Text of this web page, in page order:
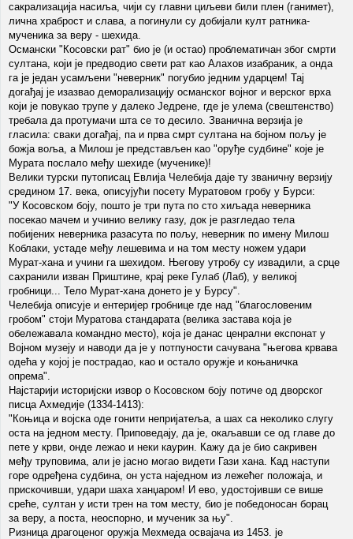
сакрализација насиља, чији су главни циљеви били плен (ганимет),
лична храброст и слава, а погинули су добијали култ ратника-
мученика за веру - шехида.
Османски "Косовски рат" био је (и остао) проблематичан због смрти
султана, који је предводио свети рат као Алахов изабраник, а онда
га је један усамљени "неверник" погубио једним ударцем! Тај
догађај је изазвао деморализацију османског војног и верског врха
који је повукао трупе у далеко Једрене, где је улема (свештенство)
требала да протумачи шта се то десило. Званична верзија је
гласила: сваки догађај, па и прва смрт султана на бојном пољу је
божја воља, а Милош је представљен као "оруђе судбине" које је
Мурата послало међу шехиде (мученике)!
Велики турски путописац Евлија Челебија даје ту званичну верзију
средином 17. века, описујући посету Муратовом гробу у Бурси:
"У Косовском боју, пошто је три пута по сто хиљада неверника
посекао мачем и учинио велику газу, док је разгледао тела
побијених неверника разасута по пољу, неверник по имену Милош
Коблаки, устаде међу лешевима и на том месту ножем удари
Мурат-хана и учини га шехидом. Његову утробу су извадили, а срце
сахранили изван Приштине, крај реке Гулаб (Лаб), у великој
гробници... Тело Мурат-хана донето је у Бурсу".
Челебија описује и ентеријер гробнице где над "благословеним
гробом" стоји Муратова стандарата (велика застава која је
обележавала командно место), која је данас ценрални експонат у
Војном музеју и наводи да је у потпуности сачувана "његова крвава
одећа у којој је пострадао, као и остало оружје и коњаничка
опрема".
Најстарији историјски извор о Косовском боју потиче од дворског
писца Ахмедије (1334-1413):
"Коњица и војска оде гонити непријатеља, а шах са неколико слугу
оста на једном месту. Приповедају, да је, окаљавши се од главе до
пете у крви, онде лежао и неки каурин. Кажу да је био сакривен
међу труповима, али је јасно могао видети Гази хана. Кад наступи
горе одређена судбина, он уста наједном из лежећег положаја, и
прискочивши, удари шаха ханџаром! И ево, удостојивши се више
среће, султан у исти трен на том месту, био је победоносан борац
за веру, а поста, неоспорно, и мученик за њу".
Ризница драгоценог оружја Мехмеда освајача из 1453. је